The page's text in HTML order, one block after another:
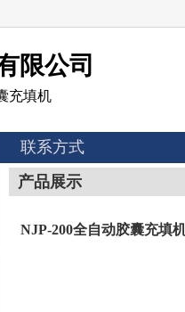
限公司
充填机
联系方式
产品展示
NJP-200全自动胶囊充填